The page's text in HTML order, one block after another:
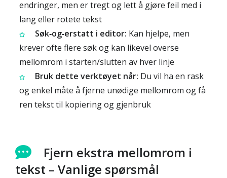
endringer, men er tregt og lett å gjøre feil med i
lang eller rotete tekst
Søk‑og‑erstatt i editor: Kan hjelpe, men
krever ofte flere søk og kan likevel overse
mellomrom i starten/slutten av hver linje
Bruk dette verktøyet når: Du vil ha en rask
og enkel måte å fjerne unødige mellomrom og få
ren tekst til kopiering og gjenbruk
Fjern ekstra mellomrom i
tekst – Vanlige spørsmål